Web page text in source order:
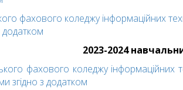
фaxoвого кoлeджу інформаційних
2023-2024
фaxoвого кoлeджу інформаційних
згiднo з дoдaткoм